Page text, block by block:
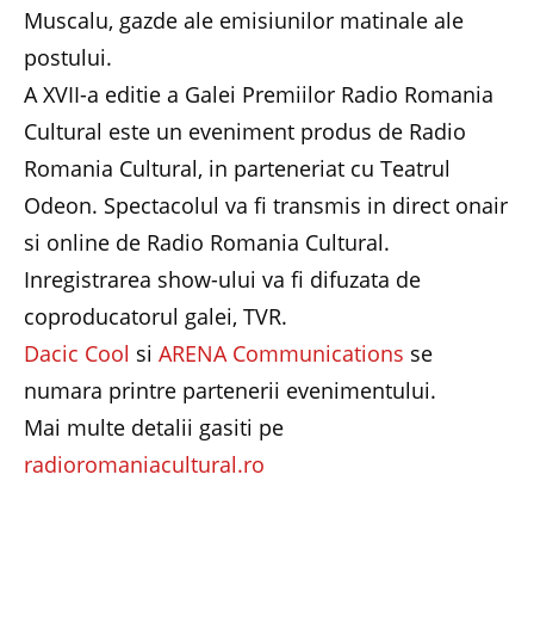
Muscalu, gazde ale emisiunilor matinale ale
postului.
A XVII-a editie a Galei Premiilor Radio Romania
Cultural este un eveniment produs de Radio
Romania Cultural, in parteneriat cu Teatrul
Odeon. Spectacolul va fi transmis in direct onair
si online de Radio Romania Cultural.
Inregistrarea show-ului va fi difuzata de
coproducatorul galei, TVR.
Dacic Cool si ARENA Communications se
numara printre partenerii evenimentului.
Mai multe detalii gasiti pe
radioromaniacultural.ro